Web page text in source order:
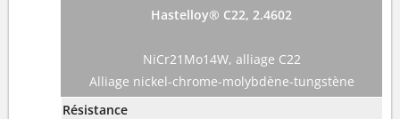
Hastelloy® C22, 2.4602
NiCr21Mo14W, alliage C22
Alliage nickel-chrome-molybdène-tungstène
Résistance